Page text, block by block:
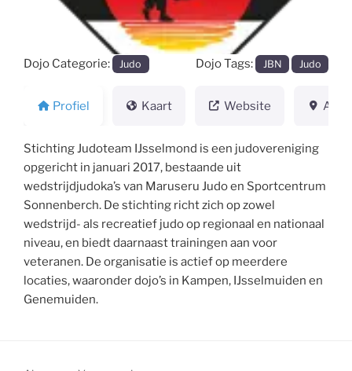
Dojo Categorie: Judo Dojo Tags: JBN Judo
Profiel Kaart Website
Stichting Judoteam IJsselmond is een judovereniging
opgericht in januari 2017, bestaande uit
wedstrijdjudoka’s van Maruseru Judo en Sportcentrum
Sonnenberch. De stichting richt zich op zowel
wedstrijd- als recreatief judo op regionaal en nationaal
niveau, en biedt daarnaast trainingen aan voor
veteranen. De organisatie is actief op meerdere
locaties, waaronder dojo’s in Kampen, IJsselmuiden en
Genemuiden.